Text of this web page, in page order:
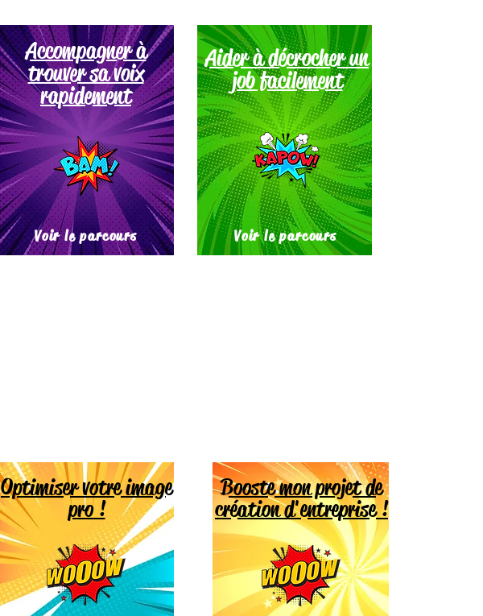
Accompagner à
trouver sa voix
rapidement
Voir le parcours Voir le parcours
Aider à décrocher un
job facilement
Optimiser votre image
pro !
Booste mon projet de
création d'entreprise !